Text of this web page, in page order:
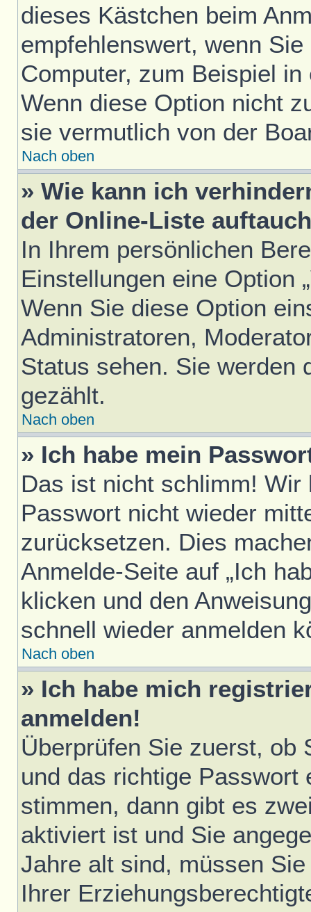
dieses Kästchen beim
empfehlenswert, wenn
Computer, zum Beispiel
Wenn diese Option nicht
sie vermutlich von der
Nach oben
» Wie kann ich
der Online-Liste
In Ihrem persönlichen
Einstellungen eine Option
Wenn Sie diese Option
Administratoren,
Status sehen. Sie werden
gezählt.
Nach oben
» Ich habe mein
Das ist nicht schlimm!
Passwort nicht wieder
zurücksetzen. Dies
Anmelde-Seite auf „Ich
klicken und den
schnell wieder anmelden
Nach oben
» Ich habe mich
anmelden!
Überprüfen Sie zuerst, ob
und das richtige Passwort
stimmen, dann gibt es
aktiviert ist und Sie
Jahre alt sind, müssen
Ihrer